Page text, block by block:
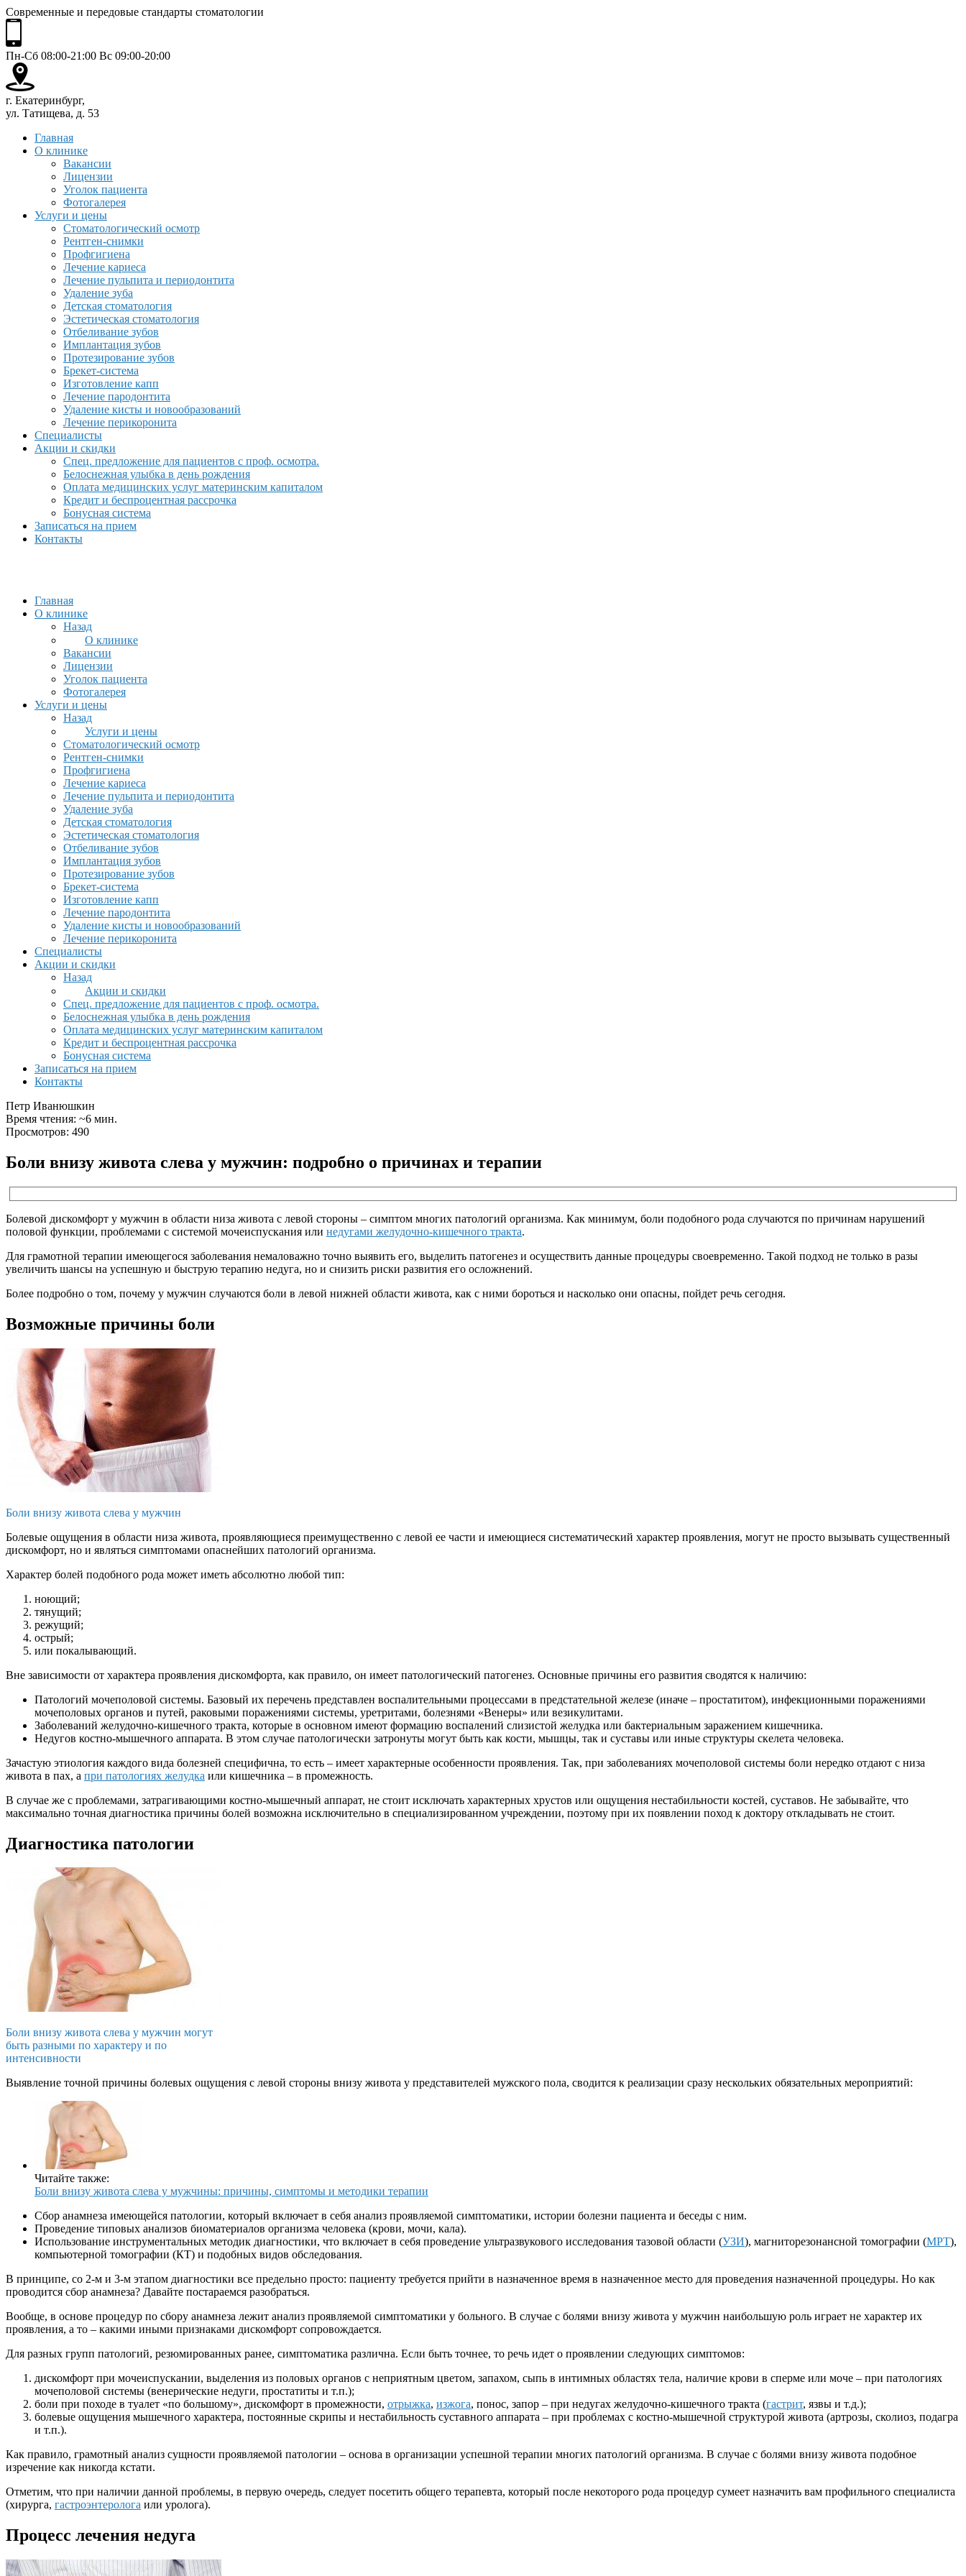
Современные и передовые стандарты стоматологии
Пн-Сб 08:00-21:00 Вс 09:00-20:00
г. Екатеринбург,
ул. Татищева, д. 53
Главная
О клинике
Вакансии
Лицензии
Уголок пациента
Фотогалерея
Услуги и цены
Стоматологический осмотр
Рентген-снимки
Профгигиена
Лечение кариеса
Лечение пульпита и периодонтита
Удаление зуба
Детская стоматология
Эстетическая стоматология
Отбеливание зубов
Имплантация зубов
Протезирование зубов
Брекет-система
Изготовление капп
Лечение пародонтита
Удаление кисты и новообразований
Лечение перикоронита
Специалисты
Акции и скидки
Спец. предложение для пациентов с проф. осмотра.
Белоснежная улыбка в день рождения
Оплата медицинских услуг материнским капиталом
Кредит и беспроцентная рассрочка
Бонусная система
Записаться на прием
Контакты
Главная
О клинике
Назад
О клинике
Вакансии
Лицензии
Уголок пациента
Фотогалерея
Услуги и цены
Назад
Услуги и цены
Стоматологический осмотр
Рентген-снимки
Профгигиена
Лечение кариеса
Лечение пульпита и периодонтита
Удаление зуба
Детская стоматология
Эстетическая стоматология
Отбеливание зубов
Имплантация зубов
Протезирование зубов
Брекет-система
Изготовление капп
Лечение пародонтита
Удаление кисты и новообразований
Лечение перикоронита
Специалисты
Акции и скидки
Назад
Акции и скидки
Спец. предложение для пациентов с проф. осмотра.
Белоснежная улыбка в день рождения
Оплата медицинских услуг материнским капиталом
Кредит и беспроцентная рассрочка
Бонусная система
Записаться на прием
Контакты
Петр Иванюшкин
Время чтения: ~6 мин.
Просмотров: 490
Боли внизу живота слева у мужчин: подробно о причинах и терапии
Болевой дискомфорт у мужчин в области низа живота с левой стороны – симптом многих патологий организма. Как минимум, боли подобного рода случаются по причинам нарушений
половой функции, проблемами с системой мочеиспускания или недугами желудочно-кишечного тракта.
Для грамотной терапии имеющегося заболевания немаловажно точно выявить его, выделить патогенез и осуществить данные процедуры своевременно. Такой подход не только в разы
увеличить шансы на успешную и быструю терапию недуга, но и снизить риски развития его осложнений.
Более подробно о том, почему у мужчин случаются боли в левой нижней области живота, как с ними бороться и насколько они опасны, пойдет речь сегодня.
Возможные причины боли
Боли внизу живота слева у мужчин
Болевые ощущения в области низа живота, проявляющиеся преимущественно с левой ее части и имеющиеся систематический характер проявления, могут не просто вызывать существенный
дискомфорт, но и являться симптомами опаснейших патологий организма.
Характер болей подобного рода может иметь абсолютно любой тип:
ноющий;
тянущий;
режущий;
острый;
или покалывающий.
Вне зависимости от характера проявления дискомфорта, как правило, он имеет патологический патогенез. Основные причины его развития сводятся к наличию:
Патологий мочеполовой системы. Базовый их перечень представлен воспалительными процессами в предстательной железе (иначе – простатитом), инфекционными поражениями
мочеполовых органов и путей, раковыми поражениями системы, уретритами, болезнями «Венеры» или везикулитами.
Заболеваний желудочно-кишечного тракта, которые в основном имеют формацию воспалений слизистой желудка или бактериальным заражением кишечника.
Недугов костно-мышечного аппарата. В этом случае патологически затронуты могут быть как кости, мышцы, так и суставы или иные структуры скелета человека.
Зачастую этиология каждого вида болезней специфична, то есть – имеет характерные особенности проявления. Так, при заболеваниях мочеполовой системы боли нередко отдают с низа
живота в пах, а при патологиях желудка или кишечника – в промежность.
В случае же с проблемами, затрагивающими костно-мышечный аппарат, не стоит исключать характерных хрустов или ощущения нестабильности костей, суставов. Не забывайте, что
максимально точная диагностика причины болей возможна исключительно в специализированном учреждении, поэтому при их появлении поход к доктору откладывать не стоит.
Диагностика патологии
Боли внизу живота слева у мужчин могут
быть разными по характеру и по
интенсивности
Выявление точной причины болевых ощущения с левой стороны внизу живота у представителей мужского пола, сводится к реализации сразу нескольких обязательных мероприятий:
Читайте также:
Боли внизу живота слева у мужчины: причины, симптомы и методики терапии
Сбор анамнеза имеющейся патологии, который включает в себя анализ проявляемой симптоматики, истории болезни пациента и беседы с ним.
Проведение типовых анализов биоматериалов организма человека (крови, мочи, кала).
Использование инструментальных методик диагностики, что включает в себя проведение ультразвукового исследования тазовой области (УЗИ), магниторезонансной томографии (МРТ),
компьютерной томографии (КТ) и подобных видов обследования.
В принципе, со 2-м и 3-м этапом диагностики все предельно просто: пациенту требуется прийти в назначенное время в назначенное место для проведения назначенной процедуры. Но как
проводится сбор анамнеза? Давайте постараемся разобраться.
Вообще, в основе процедур по сбору анамнеза лежит анализ проявляемой симптоматики у больного. В случае с болями внизу живота у мужчин наибольшую роль играет не характер их
проявления, а то – какими иными признаками дискомфорт сопровождается.
Для разных групп патологий, резюмированных ранее, симптоматика различна. Если быть точнее, то речь идет о проявлении следующих симптомов:
дискомфорт при мочеиспускании, выделения из половых органов с неприятным цветом, запахом, сыпь в интимных областях тела, наличие крови в сперме или моче – при патологиях
мочеполовой системы (венерические недуги, простатиты и т.п.);
боли при походе в туалет «по большому», дискомфорт в промежности, отрыжка, изжога, понос, запор – при недугах желудочно-кишечного тракта (гастрит, язвы и т.д.);
болевые ощущения мышечного характера, постоянные скрипы и нестабильность суставного аппарата – при проблемах с костно-мышечной структурой живота (артрозы, сколиоз, подагра
и т.п.).
Как правило, грамотный анализ сущности проявляемой патологии – основа в организации успешной терапии многих патологий организма. В случае с болями внизу живота подобное
изречение как никогда кстати.
Отметим, что при наличии данной проблемы, в первую очередь, следует посетить общего терапевта, который после некоторого рода процедур сумеет назначить вам профильного специалиста
(хирурга, гастроэнтеролога или уролога).
Процесс лечения недуга